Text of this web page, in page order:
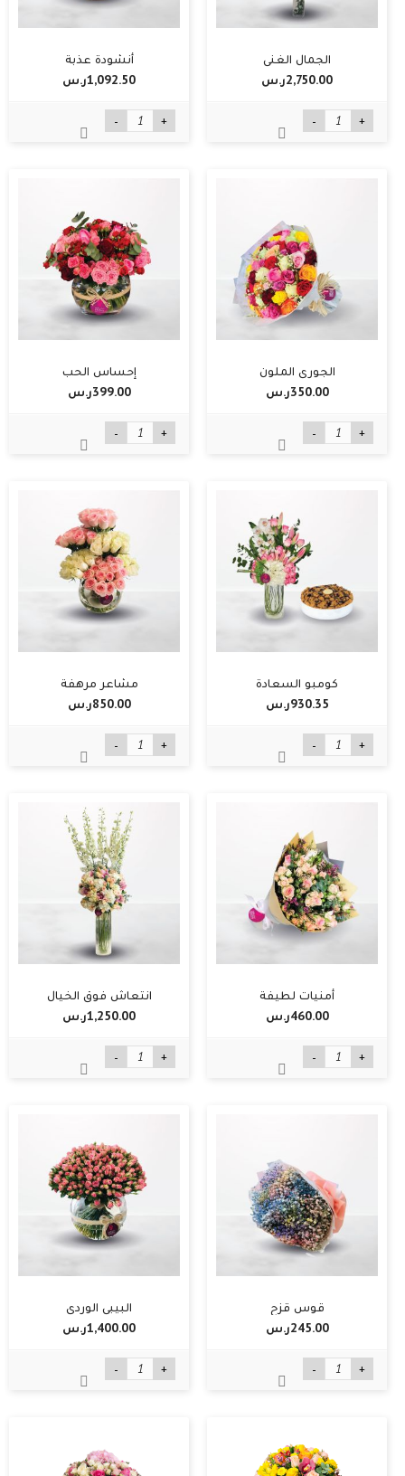
الجمال الغني
2,750.00ر.س‏
- +
أنشودة عذبة
1,092.50ر.س‏
- +
الجوري الملون
350.00ر.س‏
- +
إحساس الحب
399.00ر.س‏
- +
كومبو السعادة
930.35ر.س‏
- +
مشاعر مرهفة
850.00ر.س‏
- +
أمنيات لطيفة
460.00ر.س‏
- +
انتعاش فوق الخيال
1,250.00ر.س‏
- +
قوس قزح
245.00ر.س‏
- +
البيبي الوردي
1,400.00ر.س‏
- +